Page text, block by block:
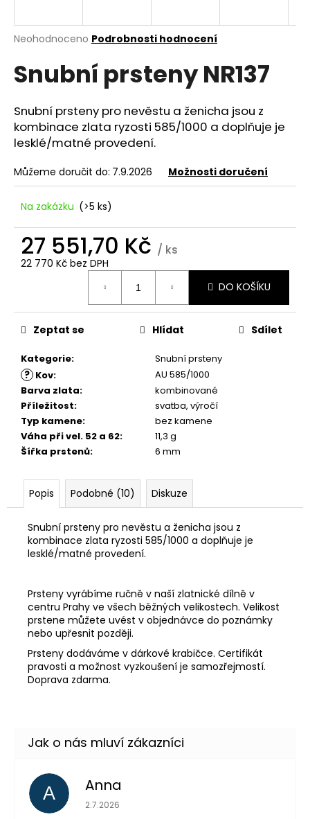
Průměrné
produktu
je
z
5
hvězdiček.
Neohodnoceno Podrobnosti hodnocení
Snubní prsteny NR137
Snubní prsteny pro nevěstu a ženicha jsou z
kombinace zlata ryzosti 585/1000 a doplňuje je
lesklé/matné provedení.
Můžeme doručit do: 7.9.2026 Možnosti doručení
Na zakázku (>5 ks)
27 551,70 Kč / ks
22 770 Kč bez DPH
DO KOŠÍKU
Kategorie: Snubní prsteny
? Kov:
AU 585/1000
Barva zlata:
kombinované
Příležitost:
svatba, výročí
Typ kamene:
bez kamene
Váha při vel. 52 a 62:
11,3 g
Šířka prstenů: 6 mm
Zeptat se Hlídat Sdílet
Popis Podobné (10) Diskuze
Snubní prsteny pro nevěstu a ženicha jsou z
kombinace zlata ryzosti 585/1000 a doplňuje je
lesklé/matné provedení.
Prsteny vyrábíme ručně v naší zlatnické dílně v
centru Prahy ve všech běžných velikostech. Velikost
prstene můžete uvést v objednávce do poznámky
nebo upřesnit později.
Prsteny dodáváme v dárkové krabičce. Certifikát
pravosti a možnost vyzkoušení je samozřejmostí.
Doprava zdarma.
A Anna
Hodnocení obchodu je 5 z 5 hvězdiček.
2.7.2026
j
t
?
o
p
o
č
u
e
m
e